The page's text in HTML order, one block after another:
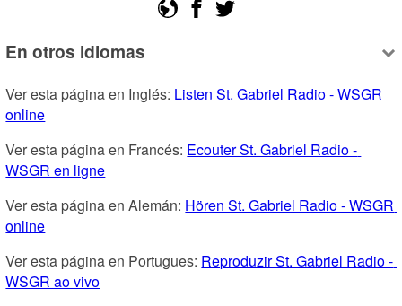
En otros idiomas
Ver esta página en Inglés: Listen St. Gabriel Radio - WSGR
online
Ver esta página en Francés: Ecouter St. Gabriel Radio -
WSGR en ligne
Ver esta página en Alemán: Hören St. Gabriel Radio - WSGR
online
Ver esta página en Portugues: Reproduzir St. Gabriel Radio -
WSGR ao vivo